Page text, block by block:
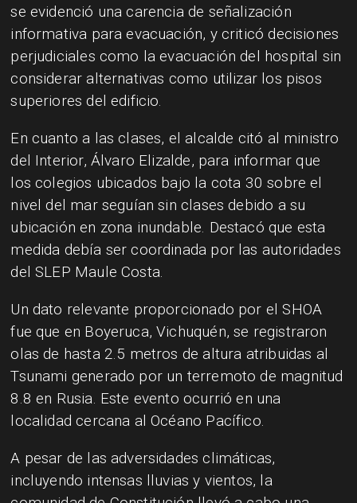
se evidenció una carencia de señalización
informativa para evacuación, y criticó decisiones
perjudiciales como la evacuación del hospital sin
considerar alternativas como utilizar los pisos
superiores del edificio.
En cuanto a las clases, el alcalde citó al ministro
del Interior, Álvaro Elizalde, para informar que
los colegios ubicados bajo la cota 30 sobre el
nivel del mar seguían sin clases debido a su
ubicación en zona inundable. Destacó que esta
medida debía ser coordinada por las autoridades
del SLEP Maule Costa.
Un dato relevante proporcionado por el SHOA
fue que en Boyeruca, Vichuquén, se registraron
olas de hasta 2.5 metros de altura atribuidas al
Tsunami generado por un terremoto de magnitud
8.8 en Rusia. Este evento ocurrió en una
localidad cercana al Océano Pacífico.
A pesar de las adversidades climáticas,
incluyendo intensas lluvias y vientos, la